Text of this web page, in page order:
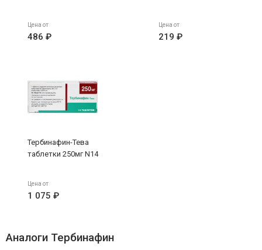
Цена от
486 ₽
Цена от
219 ₽
Тербинафин-Тева
таблетки 250мг N14
Цена от
1 075 ₽
Аналоги Тербинафин